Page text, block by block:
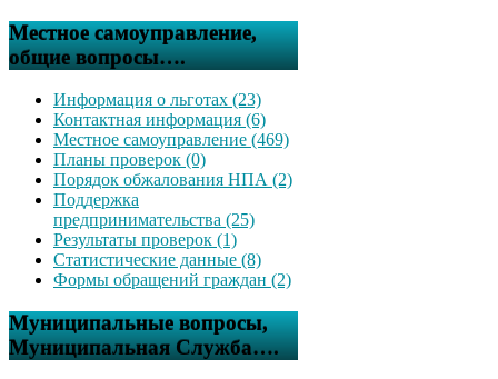
Местное самоуправление,
общие вопросы….
Информация о льготах (23)
Контактная информация (6)
Местное самоуправление (469)
Планы проверок (0)
Порядок обжалования НПА (2)
Поддержка
предпринимательства (25)
Результаты проверок (1)
Статистические данные (8)
Формы обращений граждан (2)
Муниципальные вопросы,
Муниципальная Служба….